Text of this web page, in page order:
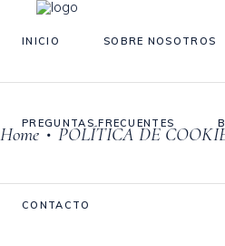
INICIO SOBRE NOSOTROS
PREGUNTAS FRECUENTES
CONTACTO
Home • POLÍTICA DE